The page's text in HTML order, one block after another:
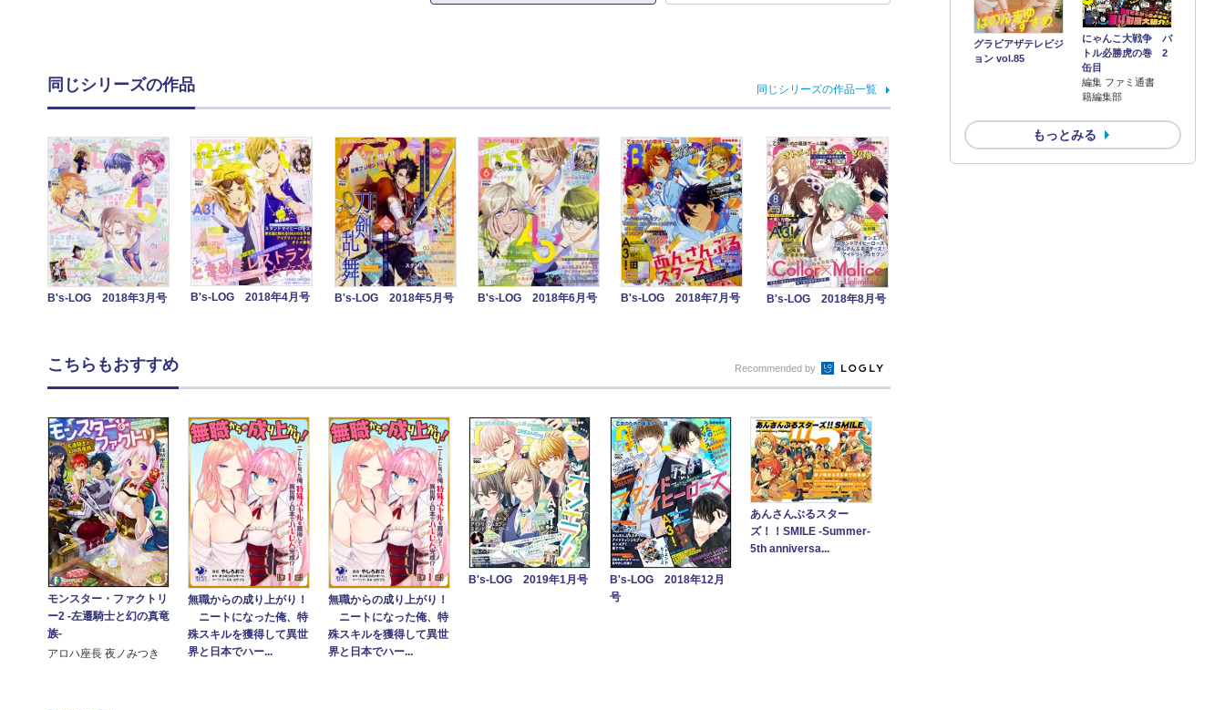
同じシリーズの作品 同じシリーズの作品一覧
B's-LOG 2018年3月号 B's-LOG 2018年4月号 B's-LOG 2018年5月号 B's-LOG 2018年6月号 B's-LOG 2018年7月号 B's-LOG 2018年8月号
グラビアザテレビジ
ョン vol.85
にゃんこ大戦争 バ
トル必勝虎の巻 2
缶目
編集 ファミ通書
籍編集部
もっとみる
こちらもおすすめ Recommended by
モンスター・ファクトリ
ー2 ‐左遷騎士と幻の真竜
族‐
アロハ座長 夜ノみつき
無職からの成り上がり！
ニートになった俺、特
殊スキルを獲得して異世
界と日本でハー...
無職からの成り上がり！
ニートになった俺、特
殊スキルを獲得して異世
界と日本でハー...
B's-LOG 2019年1月号
B's-LOG 2018年12月
号
あんさんぶるスター
ズ！！SMILE -Summer-
5th anniversa...